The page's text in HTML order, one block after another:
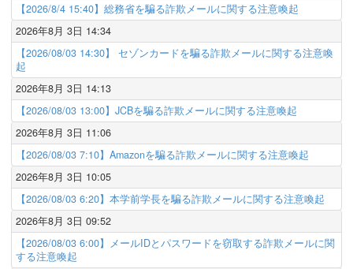
【2026/8/4 15:40】総務省を騙る詐欺メールに関する注意喚起
2026年8月 3日 14:34
【2026/08/03 14:30】 セゾンカードを騙る詐欺メールに関する注意喚
起
2026年8月 3日 14:13
【2026/08/03 13:00】JCBを騙る詐欺メールに関する注意喚起
2026年8月 3日 11:06
【2026/08/03 7:10】Amazonを騙る詐欺メールに関する注意喚起
2026年8月 3日 10:05
【2026/08/03 6:20】本学前学長を騙る詐欺メールに関する注意喚起
2026年8月 3日 09:52
【2026/08/03 6:00】メールIDとパスワードを窃取する詐欺メールに関
する注意喚起